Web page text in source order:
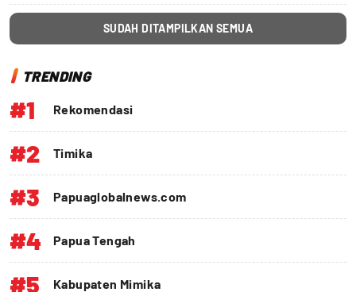
SUDAH DITAMPILKAN SEMUA
TRENDING
#1 Rekomendasi
#2 Timika
#3 Papuaglobalnews.com
#4 Papua Tengah
#5 Kabupaten Mimika